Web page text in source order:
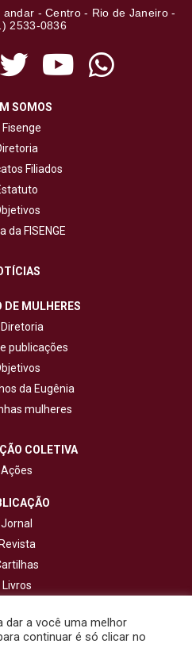
- Centro - Rio de Janeiro -
2533-0836
SOMOS
Fisenge
Filiados
da FISENGE
DE MULHERES
publicações
da Eugênia
mulheres
COLETIVA
Ações
Jornal
Revista
Livros
dar a você uma melhor
continuar é só clicar no